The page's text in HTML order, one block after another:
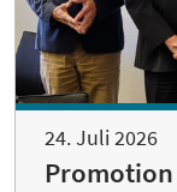
24. Juli 2026